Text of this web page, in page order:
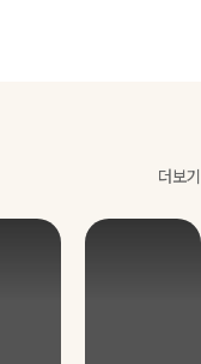
더보기